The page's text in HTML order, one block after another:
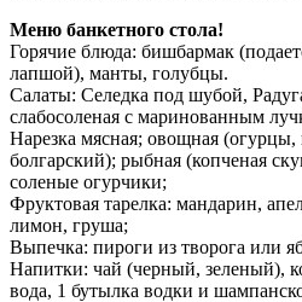
Меню банкетного стола!
Горячие блюда: бишбармак
лапшой), манты, голубцы.
Салаты: Селедка под шубой,
слабосоленая с маринованным
Нарезка мясная; овощная
болгарский); рыбная (копченая
соленые огурчики;
Фруктовая тарелка: мандарин,
лимон, груша;
Выпечка: пироги из творога или
Напитки: чай (черный, зеленый),
вода, 1 бутылка водки и